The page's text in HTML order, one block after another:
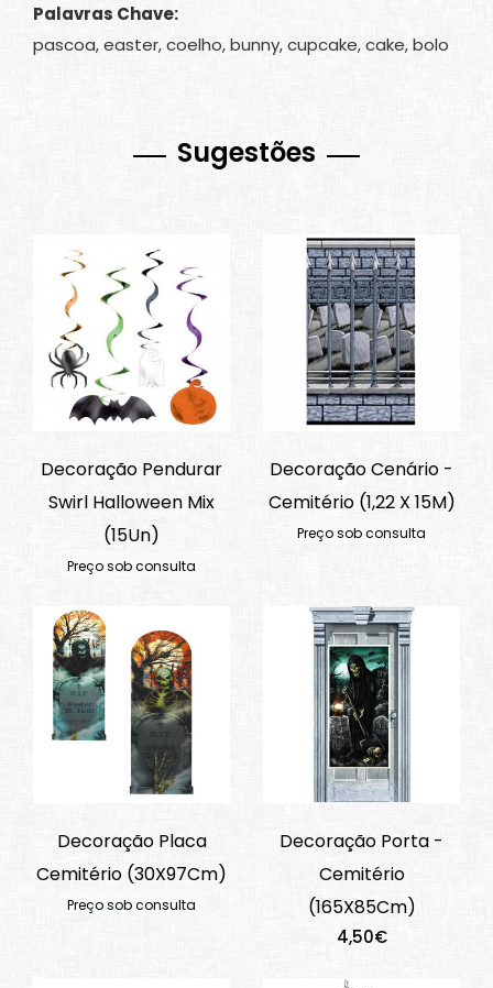
Palavras Chave:
pascoa, easter, coelho, bunny, cupcake, cake, bolo
Sugestões
Decoração Pendurar
Swirl Halloween Mix
(15Un)
Preço sob consulta
Decoração Cenário -
Cemitério (1,22 X 15M)
Preço sob consulta
Decoração Placa
Cemitério (30X97Cm)
Preço sob consulta
Decoração Porta -
Cemitério
(165X85Cm)
4,50€